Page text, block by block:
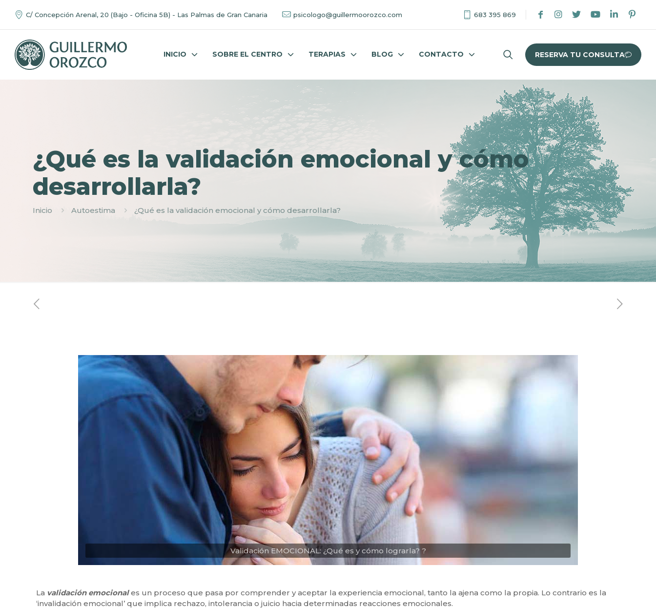
C/ Concepción Arenal, 20 (Bajo - Oficina 5B) - Las Palmas de Gran Canaria psicologo@guillermoorozco.com 683 395 869
INICIO SOBRE EL CENTRO TERAPIAS BLOG CONTACTO RESERVA TU CONSULTA
¿Qué es la validación emocional y cómo
desarrollarla?
Inicio Autoestima ¿Qué es la validación emocional y cómo desarrollarla?
Validación EMOCIONAL: ¿Qué es y cómo lograrla? ?
La validación emocionales un proceso que pasa por comprender y aceptar la experiencia emocional, tanto la ajena como la propia. Lo contrario es la
‘invalidación emocional’ que implica rechazo, intolerancia o juicio hacia determinadas reacciones emocionales.